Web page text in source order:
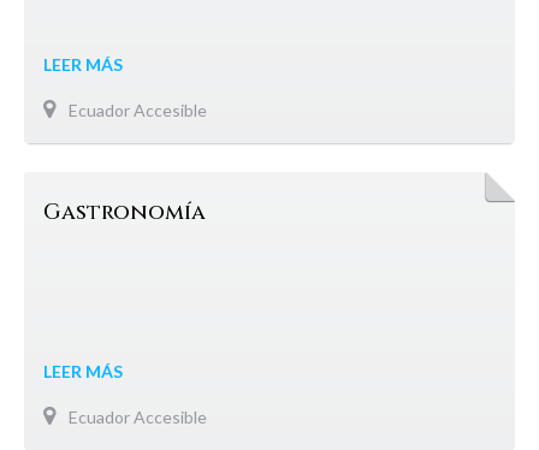
LEER MÁS
Ecuador Accesible
Gastronomía
LEER MÁS
Ecuador Accesible